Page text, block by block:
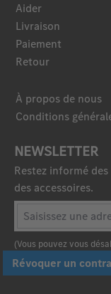
Aider
Livraison
Paiement
Retour
À propos de nous
Conditions
NEWSLETTER
Restez informé
des accessoires.
(Vous pouvez vous
Révoquer un